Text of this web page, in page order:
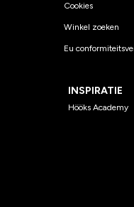
Cookies
Winkel zoeken
Eu
INSPIRATIE
Hööks Academy